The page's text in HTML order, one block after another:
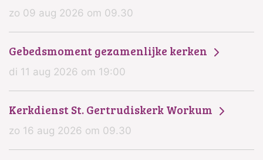
zo 09 aug 2026 om 09.30
Gebedsmoment gezamenlijke kerken
di 11 aug 2026 om 19:00
Kerkdienst St. Gertrudiskerk Workum
zo 16 aug 2026 om 09.30